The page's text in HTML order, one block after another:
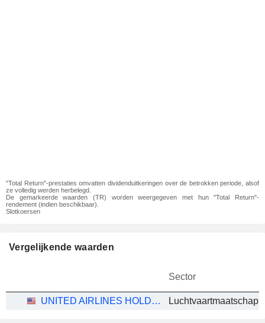
"Total Return"-prestaties omvatten dividenduitkeringen over de betrokken periode, alsof
ze volledig werden herbelegd.
De gemarkeerde waarden (TR) worden weergegeven met hun "Total Return"-
rendement (indien beschikbaar).
Slotkoersen
Vergelijkende waarden
Sector
UNITED AIRLINES HOLDINGS, INC.